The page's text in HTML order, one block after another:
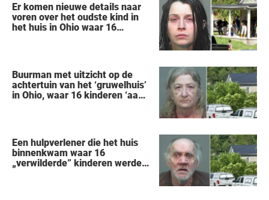
Er komen nieuwe details naar
voren over het oudste kind in
het huis in Ohio waar 16
Buurman met uitzicht op de
achtertuin van het ‘gruwelhuis’
in Ohio, waar 16 kinderen ‘aan
Een hulpverlener die het huis
binnenkwam waar 16
„verwilderde” kinderen werden